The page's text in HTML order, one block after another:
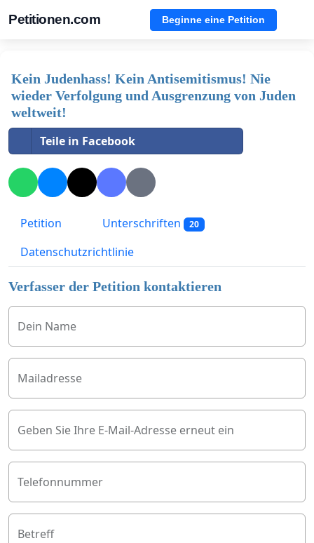
Petitionen.com Beginne eine Petition
Kein Judenhass! Kein Antisemitismus! Nie
wieder Verfolgung und Ausgrenzung von Juden
weltweit!
Teile in Facebook
Petition Unterschriften 20
Datenschutzrichtlinie
Verfasser der Petition kontaktieren
Dein Name
Mailadresse
Geben Sie Ihre E-Mail-Adresse erneut ein
Telefonnummer
Betreff